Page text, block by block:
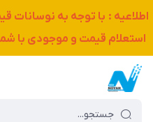
اطلاعیه : با توجه به
استعلام قیمت و موجودی با